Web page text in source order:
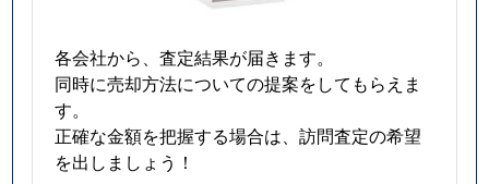
各会社から、査定結果が届きます。
同時に売却方法についての提案をしてもらえま
す。
正確な金額を把握する場合は、訪問査定の希望
を出しましょう！